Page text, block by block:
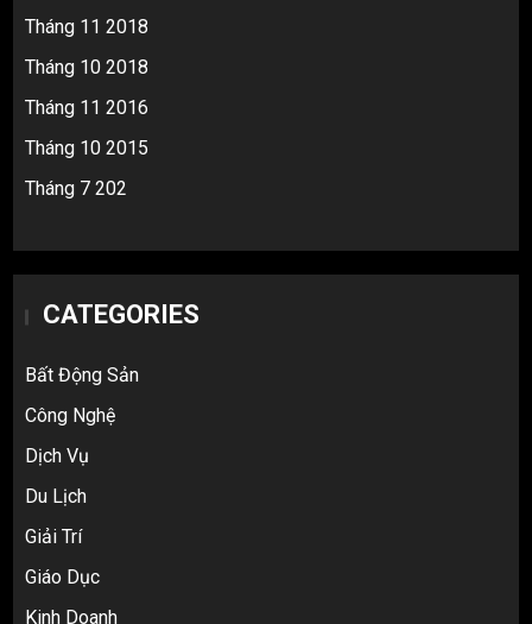
Tháng 11 2018
Tháng 10 2018
Tháng 11 2016
Tháng 10 2015
Tháng 7 202
CATEGORIES
Bất Động Sản
Công Nghệ
Dịch Vụ
Du Lịch
Giải Trí
Giáo Dục
Kinh Doanh